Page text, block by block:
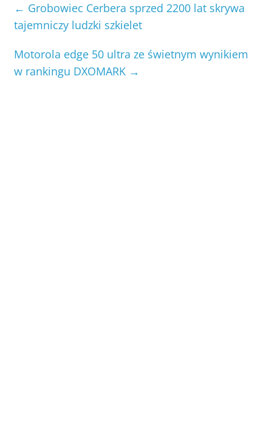
← Grobowiec Cerbera sprzed 2200 lat skrywa
tajemniczy ludzki szkielet
Motorola edge 50 ultra ze świetnym wynikiem
w rankingu DXOMARK →